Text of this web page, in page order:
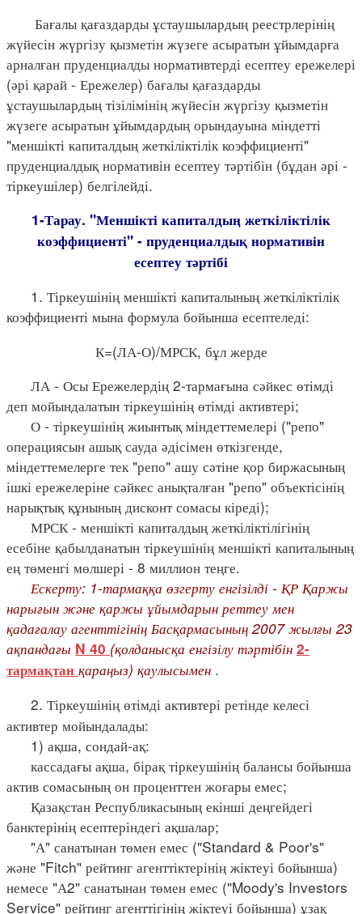
Бағалы қағаздарды ұстаушылардың реестрлерінің
жүйесін жүргізу қызметін жүзеге асыратын ұйымдарға
арналған пруденциалды нормативтерді есептеу ережелері
(әрі қарай - Ережелер) бағалы қағаздарды
ұстаушылардың тізілімінің жүйесін жүргізу қызметін
жүзеге асыратын ұйымдардың орындауына міндетті
"меншікті капиталдың жеткіліктілік коэффициенті"
пруденциалдық нормативін есептеу тәртібін (бұдан әрі -
тіркеушілер) белгілейді.
1-Тарау. "Меншікті капиталдың жеткіліктілік
коэффициенті" - пруденциалдық нормативін
есептеу тәртібі
1. Тіркеушінің меншікті капиталының жеткіліктілік
коэффициенті мына формула бойынша есептеледі:
К=(ЛА-О)/МРСК, бұл жерде
ЛА - Осы Ережелердің 2-тармағына сәйкес өтімді
деп мойындалатын тіркеушінің өтімді активтері;
О - тіркеушінің жиынтық міндеттемелері ("репо"
операциясын ашық сауда әдісімен өткізгенде,
міндеттемелерге тек "репо" ашу сәтіне қор биржасының
ішкі ережелеріне сәйкес анықталған "репо" объектісінің
нарықтық құнының дисконт сомасы кіреді);
МРСК - меншікті капиталдың жеткіліктілігінің
есебіне қабылданатын тіркеушінің меншікті капиталының
ең төменгі мөлшері - 8 миллион теңге.
Ескерту: 1-тармаққа өзгерту енгізілді - ҚР Қаржы
нарығын және қаржы ұйымдарын реттеу мен
қадағалау агенттігінің Басқармасының 2007 жылғы 23
ақпандағы N 40 (қолданысқа енгізілу тәртібін 2-
тармақтан қараңыз) қаулысымен .
2. Тіркеушінің өтімді активтері ретінде келесі
активтер мойындалады:
1) ақша, сондай-ақ:
кассадағы ақша, бірақ тіркеушінің балансы бойынша
актив сомасының он проценттен жоғары емес;
Қазақстан Республикасының екінші деңгейдегі
банктерінің есептеріндегі ақшалар;
"А" санатынан төмен емес ("Standard & Poor's"
және "Fitch" рейтинг агенттіктерінің жіктеуі бойынша)
немесе "А2" санатынан төмен емес ("Moody's Investors
Service" рейтинг агенттігінің жіктеуі бойынша) ұзақ